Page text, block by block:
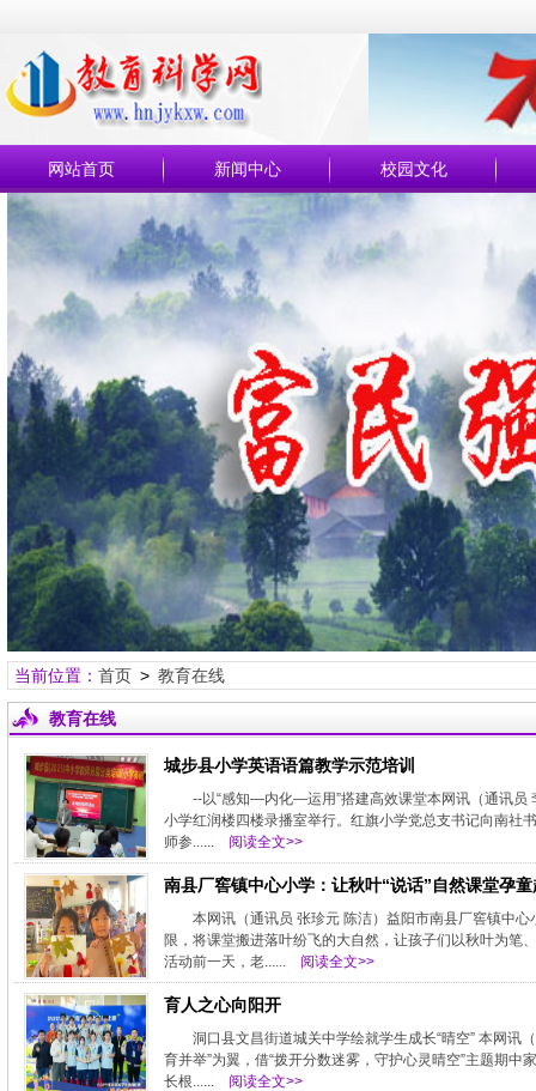
网站首页 新闻中心 校园文化
当前位置： 首页> 教育在线
教育在线
城步县小学英语语篇教学示范培训
--以“感知—内化—运用”搭建高效课堂本网讯（通讯员
小学红润楼四楼录播室举行。红旗小学党总支书记向南社
师参......
阅读全文>>
南县厂窖镇中心小学：让秋叶“说话”自然课堂孕童
本网讯（通讯员 张珍元 陈洁）益阳市南县厂窖镇中
限，将课堂搬进落叶纷飞的大自然，让孩子们以秋叶为笔
活动前一天，老......
阅读全文>>
育人之心向阳开
洞口县文昌街道城关中学绘就学生成长“晴空” 本网讯
育并举”为翼，借“拨开分数迷雾，守护心灵晴空”主题期
长根......
阅读全文>>